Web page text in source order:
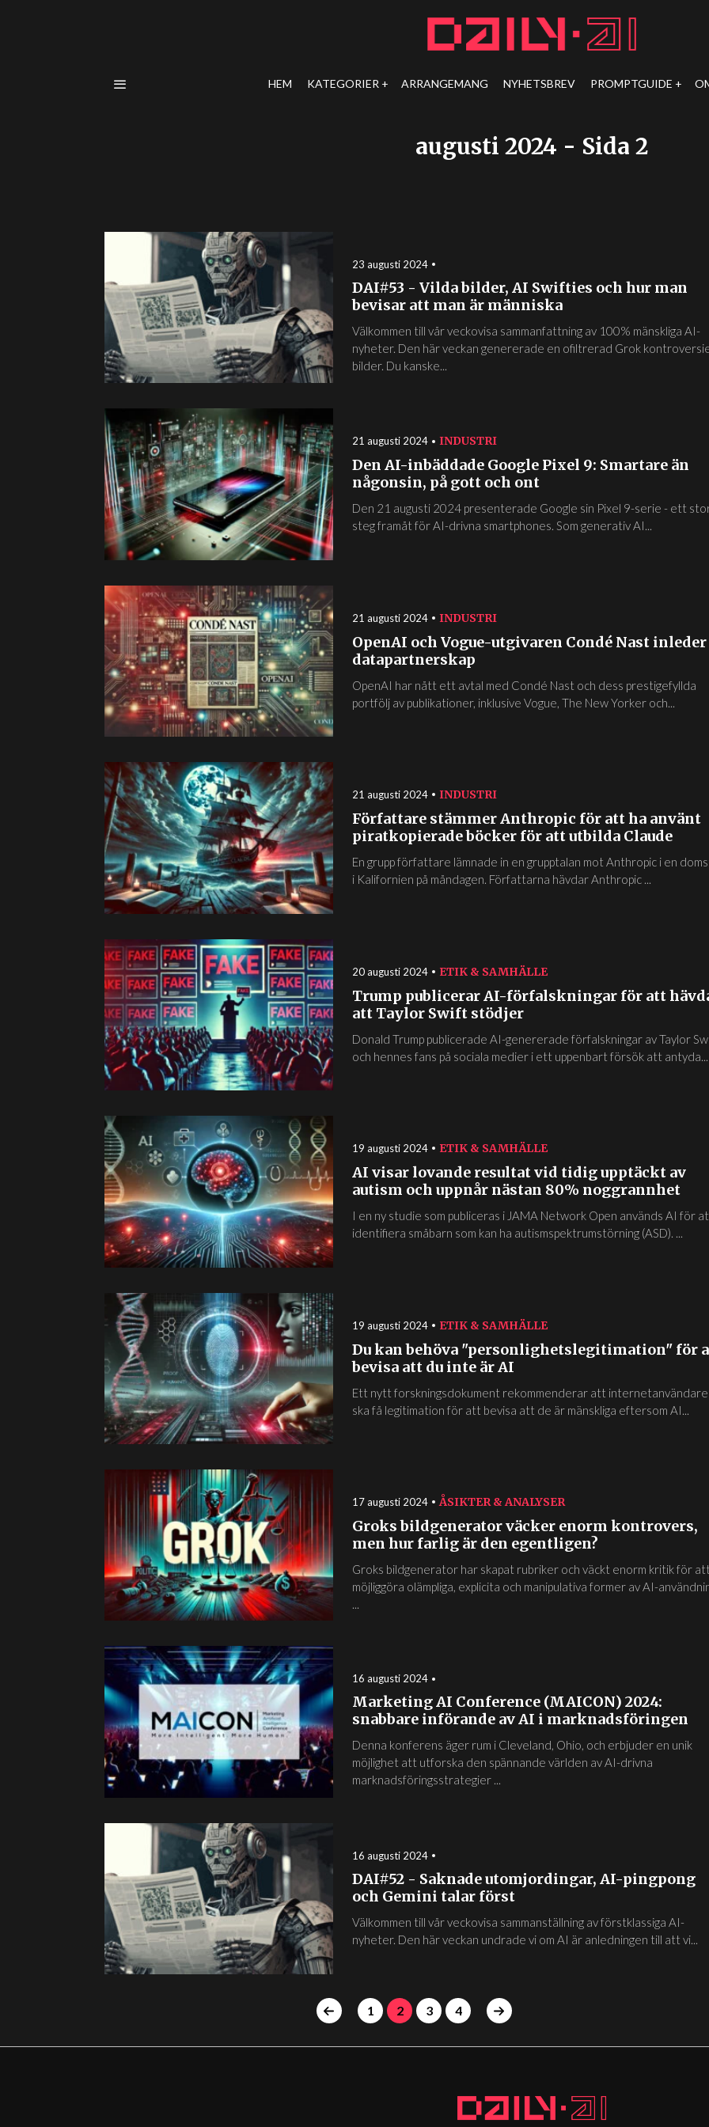
HEM KATEGORIER ARRANGEMANG NYHETSBREV PROMPTGUIDE
augusti 2024 - Sida 2
23 augusti 2024
DAI#53 - Vilda bilder, AI Swifties och hur man
bevisar att man är människa
Välkommen till vår veckovisa sammanfattning av 100% mänskliga AI-
nyheter. Den här veckan genererade en ofiltrerad Grok
bilder. Du kanske...
21 augusti 2024 INDUSTRI
Den AI-inbäddade Google Pixel 9: Smartare än
någonsin, på gott och ont
Den 21 augusti 2024 presenterade Google sin Pixel 9-serie - ett
steg framåt för AI-drivna smartphones. Som generativ AI...
21 augusti 2024 INDUSTRI
OpenAI och Vogue-utgivaren Condé Nast inleder
datapartnerskap
OpenAI har nått ett avtal med Condé Nast och dess prestigefyllda
portfölj av publikationer, inklusive Vogue, The New Yorker och...
21 augusti 2024 INDUSTRI
Författare stämmer Anthropic för att ha använt
piratkopierade böcker för att utbilda Claude
En grupp författare lämnade in en grupptalan mot Anthropic i en
i Kalifornien på måndagen. Författarna hävdar Anthropic ...
20 augusti 2024 ETIK & SAMHÄLLE
Trump publicerar AI-förfalskningar för att
att Taylor Swift stödjer
Donald Trump publicerade AI-genererade förfalskningar av Taylor
och hennes fans på sociala medier i ett uppenbart försök att antyda...
19 augusti 2024 ETIK & SAMHÄLLE
AI visar lovande resultat vid tidig upptäckt av
autism och uppnår nästan 80% noggrannhet
I en ny studie som publiceras i JAMA Network Open används AI för
identifiera småbarn som kan ha autismspektrumstörning (ASD). ...
19 augusti 2024 ETIK & SAMHÄLLE
Du kan behöva "personlighetslegitimation" för
bevisa att du inte är AI
Ett nytt forskningsdokument rekommenderar att internetanvändare
ska få legitimation för att bevisa att de är mänskliga eftersom AI...
17 augusti 2024 ÅSIKTER & ANALYSER
Groks bildgenerator väcker enorm kontrovers,
men hur farlig är den egentligen?
Groks bildgenerator har skapat rubriker och väckt enorm kritik för
möjliggöra olämpliga, explicita och manipulativa former av AI-
...
16 augusti 2024
Marketing AI Conference (MAICON) 2024:
snabbare införande av AI i marknadsföringen
Denna konferens äger rum i Cleveland, Ohio, och erbjuder en unik
möjlighet att utforska den spännande världen av AI-drivna
marknadsföringsstrategier ...
16 augusti 2024
DAI#52 - Saknade utomjordingar, AI-pingpong
och Gemini talar först
Välkommen till vår veckovisa sammanställning av förstklassiga AI-
nyheter. Den här veckan undrade vi om AI är anledningen till att vi...
1 2 3 4